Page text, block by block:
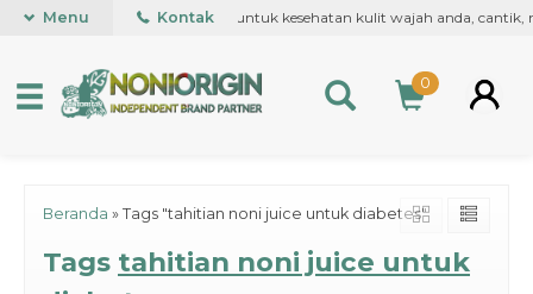
Roll on pertama kali di dunia, untuk kesehatan kulit wajah anda,
Menu Kontak
0
Beranda » Tags "tahitian noni juice untuk diabetes"
Tags tahitian noni juice untuk